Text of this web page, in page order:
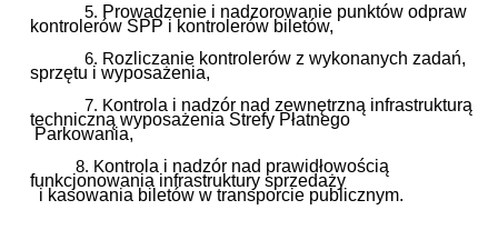
5. Prowadzenie i nadzorowanie punktów odpraw
kontrolerów SPP i kontrolerów biletów,
6. Rozliczanie kontrolerów z wykonanych zadań,
sprzętu i wyposażenia,
7. Kontrola i nadzór nad zewnętrzną infrastrukturą
techniczną wyposażenia Strefy Płatnego
Parkowania,
8. Kontrola i nadzór nad prawidłowością
funkcjonowania infrastruktury sprzedaży
i kasowania biletów w transporcie publicznym.